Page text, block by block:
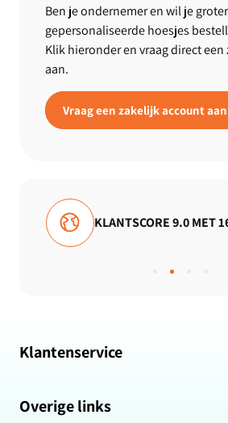
Ben je ondernemer en wil je
gepersonaliseerde hoesjes
Klik hieronder en vraag direct
aan.
Vraag een zakelijk account aan
MET 16.000+ REVIEWS
Klantenservice
Algemene voorwaarden
Overige links